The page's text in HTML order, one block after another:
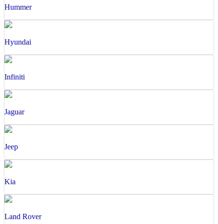
Hummer
Hyundai
Infiniti
Jaguar
Jeep
Kia
Land Rover